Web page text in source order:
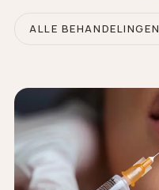
ALLE BEHANDELINGEN